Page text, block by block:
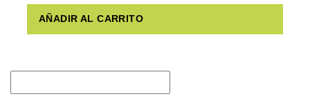
AÑADIR AL CARRITO